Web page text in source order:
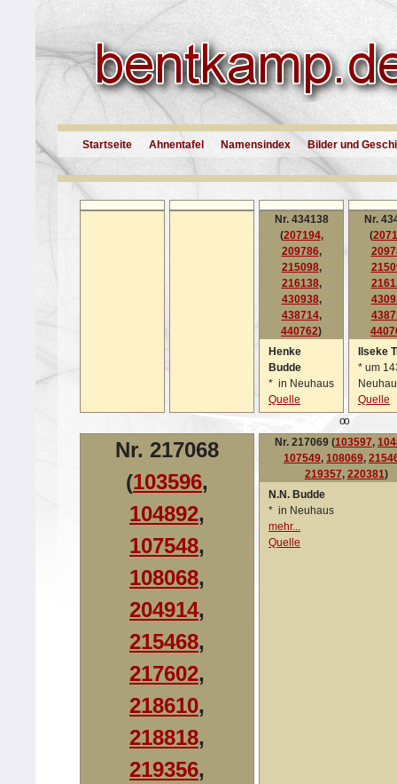
Startseite Ahnentafel Namensindex Bilder und
Nr. 434138
(207194,
209786,
215098,
216138,
430938,
438714,
440762)
Henke
Budde
* in Neuhaus
Quelle
Nr.
(
Ilseke
* um
Quelle
oo
Nr. 217068
(103596,
104892,
107548,
108068,
204914,
215468,
217602,
218610,
218818,
219356,
Nr. 217069 (103597,
107549, 108069,
219357, 220381)
N.N. Budde
* in Neuhaus
mehr...
Quelle